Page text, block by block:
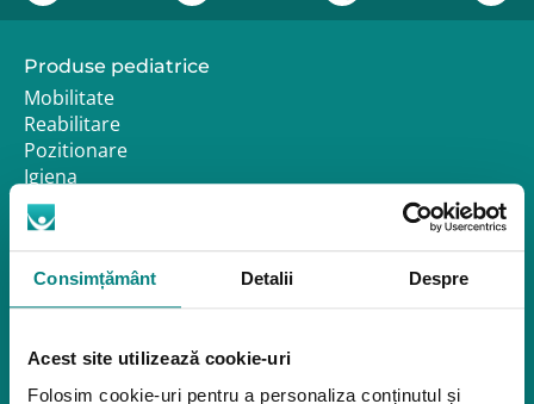
Consimțământ Detalii Despre
Acest site utilizează cookie-uri
Folosim cookie-uri pentru a personaliza conținutul și
Greutate
Produse pediatrice
Mobilitate
Reabilitare
Pozitionare
Igiena
Mostre
Mediu de accesibilitate
Dispozitive pentru urcarea scărilor
Rampe pentru scaune cu rotile
Bare de prindere și mânere de baie
Închiriere rampe acces